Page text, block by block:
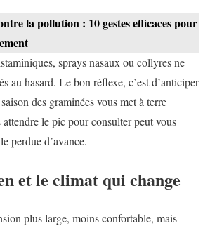
la pollution : 10 gestes efficaces pour
sprays nasaux ou collyres ne
au hasard. Le bon réflexe, c’est d’anticiper
des graminées vous met à terre
attendre le pic pour consulter peut vous
perdue d’avance.
et le climat qui change
plus large, moins confortable, mais